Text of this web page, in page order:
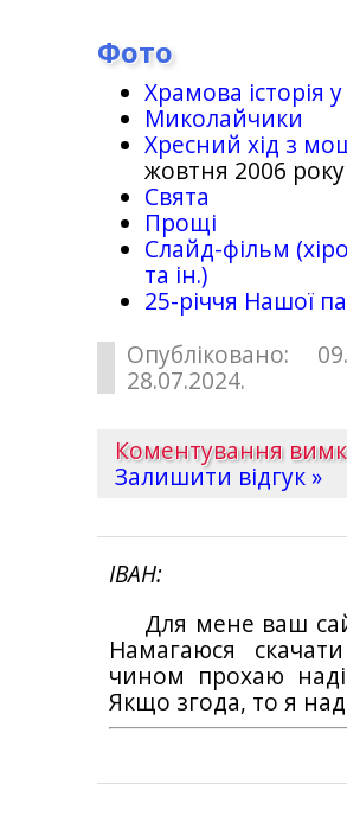
Фото
Храмова історія
Миколайчики
Хресний хід з
жовтня 2006 року
Свята
Прощі
Слайд-фільм
та ін.)
25-рiччя Нашої
Опубліковано:
28.07.2024.
Коментування
Залишити відгук »
ІВАН
Для мене ваш
Намагаюся
чином прохаю
Якщо згода, то я